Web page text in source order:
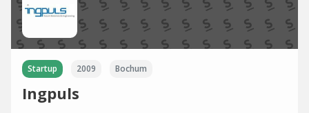
Startup 2009 Bochum
Ingpuls